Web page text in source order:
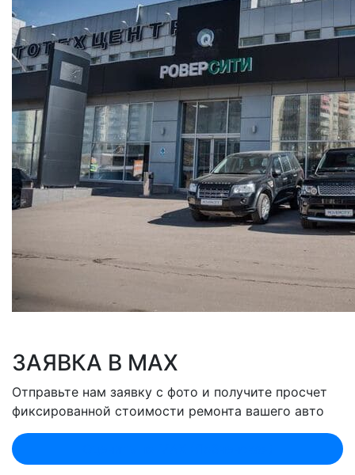
ЗАЯВКА В MAX
Отправьте нам заявку с фото и получите просчет
фиксированной стоимости ремонта вашего авто